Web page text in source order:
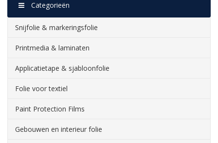
Categorieën
Snijfolie & markeringsfolie
Printmedia & laminaten
Applicatietape & sjabloonfolie
Folie voor textiel
Paint Protection Films
Gebouwen en interieur folie